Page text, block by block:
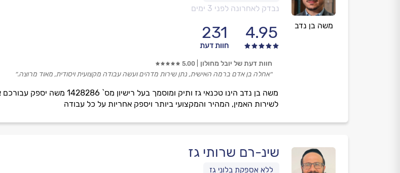
משה בן נדב
נבדק לאחרונה לפני 3 ימים
4.95
231
חוות דעת
משה בן נדב הינו טכנאי גז ותיק
לשירות האמין, המהיר והמקצועי ביותר ויספק אחריות על כל עבודה
חוות דעת של יובל מחולון 5.00
״אחלה בן אדם ברמה האישית, נתן שירות מדהים ועשה עבודה מקצועית ויסודית, מאוד מרוצה.״
שינ-רם שרותי גז